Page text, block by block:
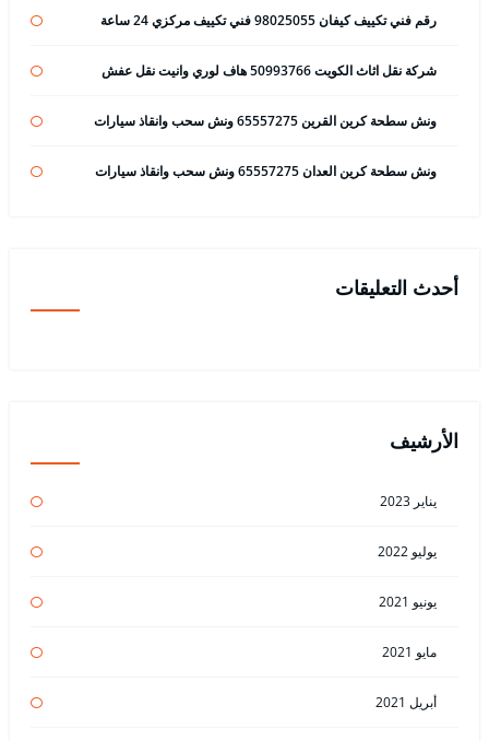
رقم فني تكييف كيفان 98025055 فني تكييف مركزي 24 ساعة
شركة نقل اثاث الكويت 50993766 هاف لوري وانيت نقل عفش
ونش سطحة كرين القرين 65557275 ونش سحب وانقاذ سيارات
ونش سطحة كرين العدان 65557275 ونش سحب وانقاذ سيارات
أحدث التعليقات
الأرشيف
يناير 2023
يوليو 2022
يونيو 2021
مايو 2021
أبريل 2021